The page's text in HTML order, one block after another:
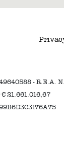
- R.E.A.
21.661.016,67